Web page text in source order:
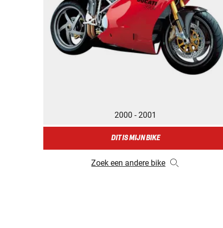
2000 - 2001
DIT IS MIJN BIKE
Zoek een andere bike